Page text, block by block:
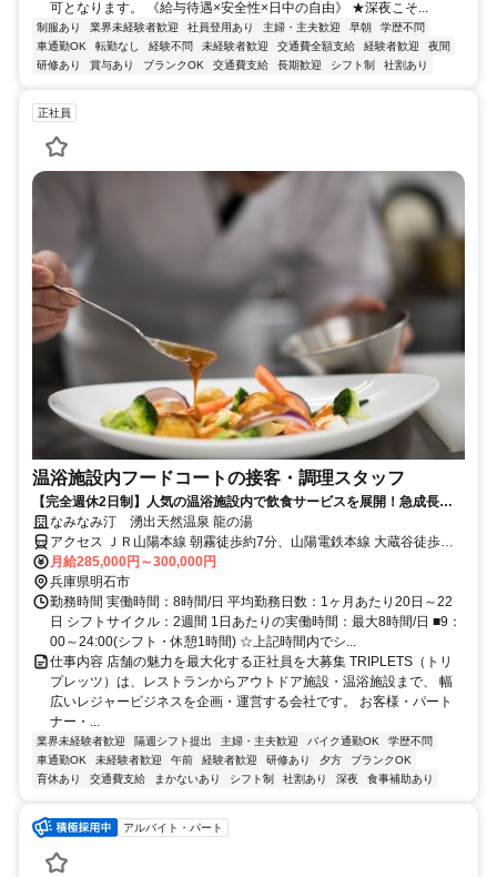
可となります。 《給与待遇×安全性×日中の自由》 ★深夜こそ...
制服あり 業界未経験者歓迎 社員登用あり 主婦・主夫歓迎 早朝
学歴不問
車通勤OK
転勤なし 経験不問 未経験者歓迎 交通費全額支給 経験者歓迎
夜間
研修あり
賞与あり ブランクOK 交通費支給 長期歓迎 シフト制 社割あり
正社員
温浴施設内フードコートの接客・調理スタッフ
【完全週休2日制】人気の温浴施設内で飲食サービスを展開！急成長企
業の最前線へ。明石拠点で急成長する、温浴施設内のレストラン！の正
社員×店舗スタッフ募集になります。集客施策や、新メニューの開発な
ど。多岐にわたり店舗をプロデュースすることが可能です。
なみなみ汀 湧出天然温泉 龍の湯
アクセス ＪＲ山陽本線 朝霧徒歩約7分、山陽電鉄本線 大蔵谷徒歩約
11分、山陽電鉄本線 人丸前徒歩約17分
月給285,000円～300,000円
兵庫県明石市
勤務時間 実働時間：8時間/日 平均勤務日数：1ヶ月あたり20日～22
日 シフトサイクル：2週間 1日あたりの実働時間：最大8時間/日 ■9：
00～24:00(シフト・休憩1時間) ☆上記時間内でシ...
仕事内容 店舗の魅力を最大化する正社員を大募集 TRIPLETS（トリ
プレッツ）は、レストランからアウトドア施設・温浴施設まで、 幅
広いレジャービジネスを企画・運営する会社です。 お客様・パート
ナー・...
業界未経験者歓迎 隔週シフト提出 主婦・主夫歓迎 バイク通勤OK
学歴不問
車通勤OK
未経験者歓迎 午前 経験者歓迎 研修あり 夕方
ブランクOK
育休あり
交通費支給 まかないあり シフト制 社割あり 深夜 食事補助あり
アルバイト・パート